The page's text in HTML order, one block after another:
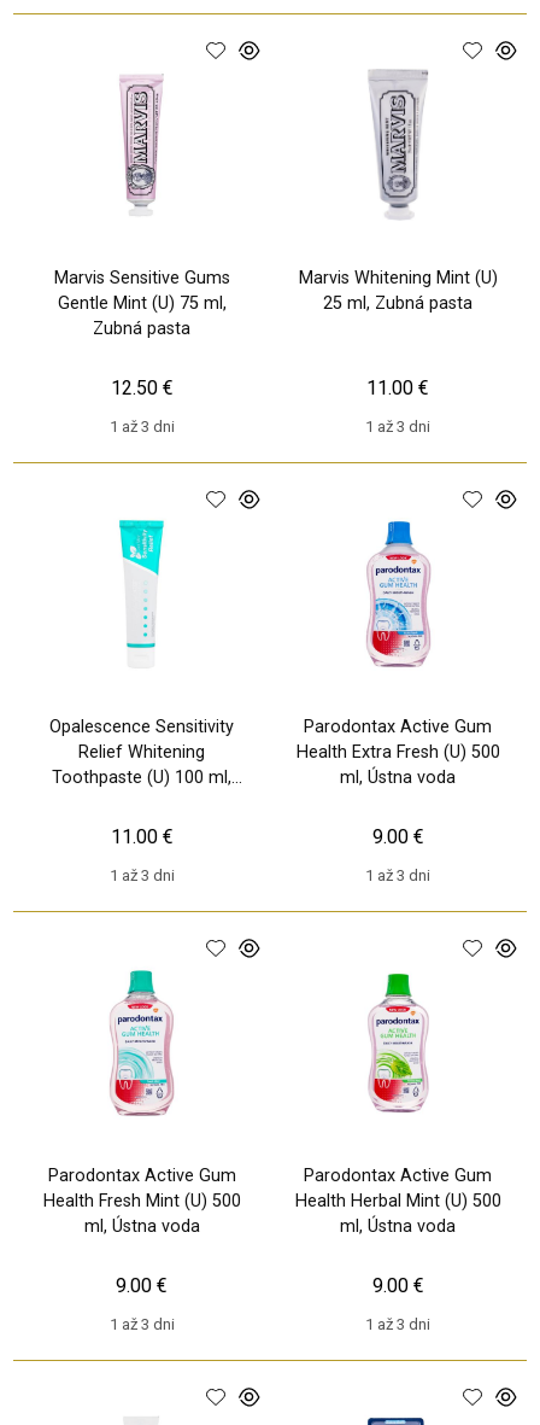
Marvis Sensitive Gums
Gentle Mint (U) 75 ml,
Zubná pasta
1 až 3 dni
12.50 €
Marvis Whitening Mint (U)
25 ml, Zubná pasta
1 až 3 dni
11.00 €
Opalescence Sensitivity
Relief Whitening
Toothpaste (U) 100 ml,
1 až 3 dni
11.00 €
Parodontax Active Gum
Health Extra Fresh (U) 500
ml, Ústna voda
1 až 3 dni
9.00 €
Parodontax Active Gum
Health Fresh Mint (U) 500
ml, Ústna voda
1 až 3 dni
9.00 €
Parodontax Active Gum
Health Herbal Mint (U) 500
ml, Ústna voda
1 až 3 dni
9.00 €